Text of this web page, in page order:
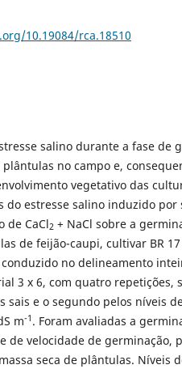
10.19084/rca.18510
salino durante a fase de
no campo e,
vegetativo das
do estresse salino induzido por
de CaCl2 + NaCl sobre a
de feijão-caupi, cultivar BR
no delineamento
3 x 6, com quatro repetições,
sais e o segundo pelos níveis
m-1 . Foram avaliadas a
de velocidade de germinação,
seca de plântulas. Níveis